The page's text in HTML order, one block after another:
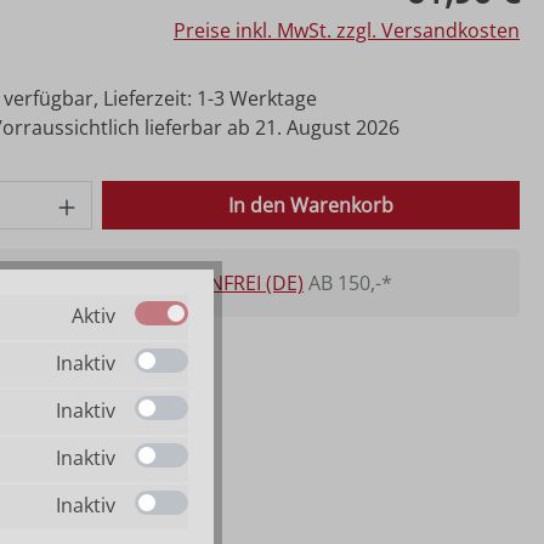
Preise inkl. MwSt. zzgl. Versandkosten
Lieferzeit: 1-3 Werktage
lieferbar ab 21. August 2026
Anzahl: Gib den gewünschten Wert
In den Warenkorb
VERSANDKOSTENFREI (DE) AB 150,-*
Aktiv
Inaktiv
Inaktiv
Inaktiv
Inaktiv